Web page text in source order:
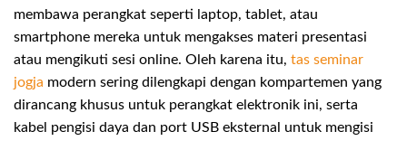
membawa perangkat seperti laptop, tablet, atau
smartphone mereka untuk mengakses materi presentasi
atau mengikuti sesi online. Oleh karena itu, tas seminar
jogja modern sering dilengkapi dengan kompartemen yang
dirancang khusus untuk perangkat elektronik ini, serta
kabel pengisi daya dan port USB eksternal untuk mengisi